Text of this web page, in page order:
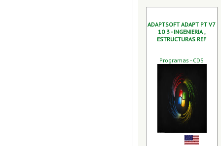
ADAPTSOFT ADAPT PT V7
10 3 - INGENIERIA ,
ESTRUCTURAS REF
Programas - CDS